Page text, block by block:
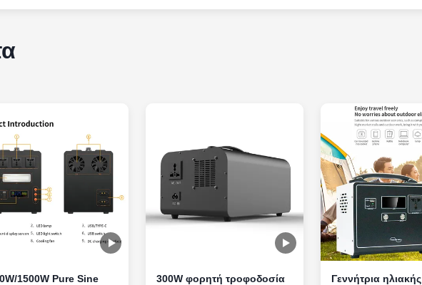
1500W Pure Sine
300W φορητή τροφοδοσία
Γεννήτρια ηλιακής